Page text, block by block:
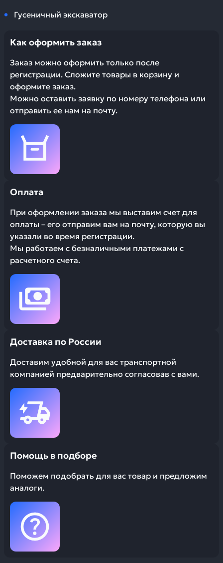
Гусеничный экскаватор
Как оформить заказ
Заказ можно оформить только после
регистрации. Сложите товары в корзину и
оформите заказ.
Можно оставить заявку по номеру телефона или
отправить ее нам на почту.
Оплата
При оформлении заказа мы выставим счет для
оплаты – его отправим вам на почту, которую вы
указали во время регистрации.
Мы работаем с безналичными платежами с
расчетного счета.
Доставка по России
Доставим удобной для вас транспортной
компанией предварительно согласовав с вами.
Помощь в подборе
Поможем подобрать для вас товар и предложим
аналоги.